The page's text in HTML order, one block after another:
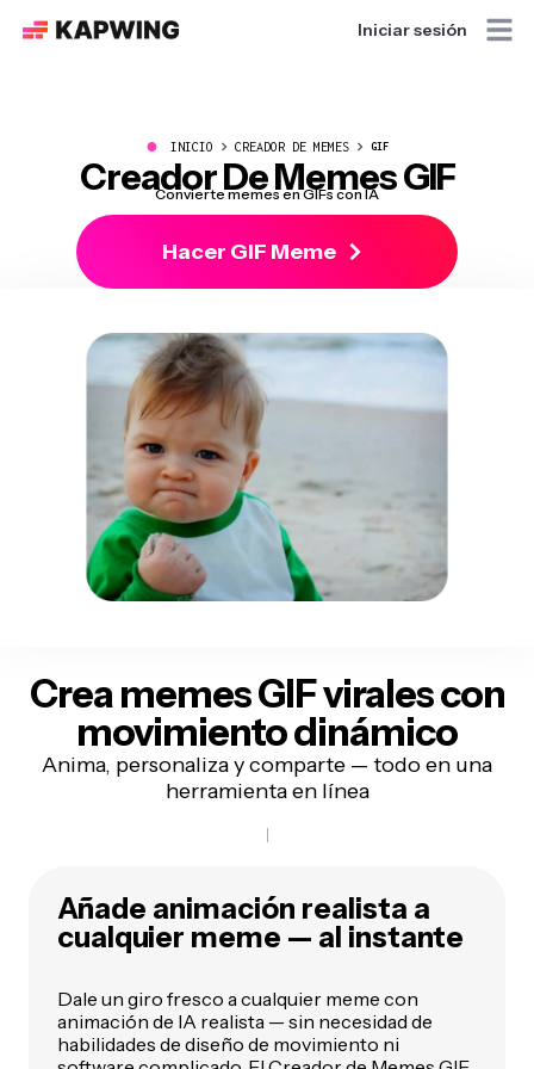
Iniciar sesión
● INICIO CREADOR DE MEMES GIF
Creador De Memes GIF
Convierte memes en GIFs con IA
Hacer GIF Meme
Crea memes GIF virales con
movimiento dinámico
Anima, personaliza y comparte — todo en una
herramienta en línea
Añade animación realista a
cualquier meme — al instante
Dale un giro fresco a cualquier meme con
animación de IA realista — sin necesidad de
habilidades de diseño de movimiento ni